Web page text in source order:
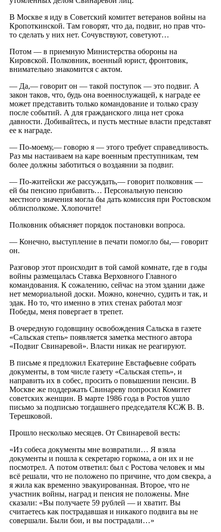
В Москве я иду в Советский комитет ветеранов войны на
Кропоткинской. Там говорят, что да, подвиг, но прав что-
то сделать у них нет. Сочувствуют, советуют…
Потом — в приемную Министерства обороны на
Кировской. Полковник, военный юрист, фронтовик,
внимательно знакомится с актом.
— Да,— говорит он — такой поступок — это подвиг. А
закон таков, что, будь она военнослужащей, к награде ее
может представить только командование и только сразу
после событий. А для гражданского лица нет срока
давности. Добивайтесь, и пусть местные власти представят
ее к награде.
— По-моему,— говорю я — этого требует справедливость.
Раз мы настаиваем на каре военным преступникам, тем
более должны заботиться о воздаянии за подвиг.
— По-житейски же рассуждать,— говорит полковник —
ей бы пенсию прибавить… Персональную пенсию
местного значения могла бы дать комиссия при Ростовском
облисполкоме. Хлопочите!
Полковник объясняет порядок постановки вопроса.
— Конечно, выступление в печати помогло бы,— говорит
он.
Разговор этот происходит в той самой комнате, где в годы
войны размещалась Ставка Верховного Главного
командования. К сожалению, сейчас на этом здании даже
нет мемориальной доски. Можно, конечно, судить и так, и
эдак. Но то, что именно в этих стенах работал мозг
Победы, меня повергает в трепет.
В очередную годовщину освобождения Сальска в газете
«Сальская степь» появляется заметка местного автора
«Подвиг Свинаревой». Власти никак не реагируют.
В письме я предложил Екатерине Евстафьевне собрать
документы, в том числе газету «Сальская степь», и
направить их в собес, просить о повышении пенсии. В
Москве же поддержать Свинареву попросил Комитет
советских женщин. В марте 1986 года в Ростов ушло
письмо за подписью тогдашнего председателя КСЖ В. В.
Терешковой.
Прошло несколько месяцев. От Свинаревой весть:
«Из собеса документы мне возвратили… Я взяла
документы и пошла к секретарю горкома, а он их и не
посмотрел. А потом ответил: был с Ростова человек и мы
всё решали, что не положено по причине, что дом свекра, а
я жила как временно эвакуированная. Второе, что не
участник войны, наград и пенсия не положены. Мне
сказали: «Вы получаете 59 рублей — и хватит. Вы
считаетесь как пострадавшая и никакого подвига вы не
совершали. Были бои, и вы пострадали…»